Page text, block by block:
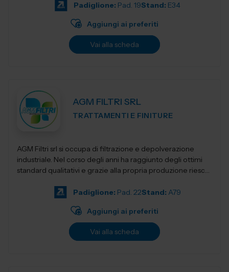
Padiglione: Pad. 19Stand: E34
Aggiungi ai preferiti
Vai alla scheda
AGM FILTRI SRL
TRATTAMENTI E FINITURE
AGM Filtri srl si occupa di filtrazione e depolverazione
industriale. Nel corso degli anni ha raggiunto degli ottimi
standard qualitativi e grazie alla propria produzione riesce
Padiglione: Pad. 22Stand: A79
Aggiungi ai preferiti
Vai alla scheda